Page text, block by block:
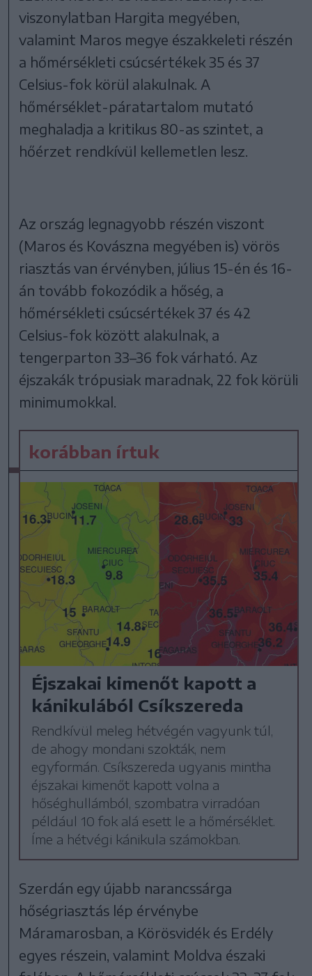
viszonylatban Hargita megyében,
valamint Maros megye északkeleti részén
a hőmérsékleti csúcsértékek 35 és 37
Celsius-fok körül alakulnak. A
hőmérséklet-páratartalom mutató
meghaladja a kritikus 80-as szintet, a
hőérzet rendkívül kellemetlen lesz.
Az ország legnagyobb részén viszont
(Maros és Kovászna megyében is) vörös
riasztás van érvényben, július 15-én és 16-
án tovább fokozódik a hőség, a
hőmérsékleti csúcsértékek 37 és 42
Celsius-fok között alakulnak, a
tengerparton 33–36 fok várható. Az
éjszakák trópusiak maradnak, 22 fok körüli
minimumokkal.
korábban írtuk
Éjszakai kimenőt kapott a
kánikulából Csíkszereda
Rendkívül meleg hétvégén vagyunk túl,
de ahogy mondani szokták, nem
egyformán. Csíkszereda ugyanis mintha
éjszakai kimenőt kapott volna a
hőséghullámból, szombatra virradóan
például 10 fok alá esett le a hőmérséklet.
Íme a hétvégi kánikula számokban.
Szerdán egy újabb narancssárga
hőségriasztás lép érvénybe
Máramarosban, a Körösvidék és Erdély
egyes részein, valamint Moldva északi